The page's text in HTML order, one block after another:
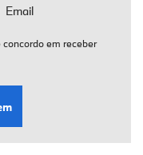
Email
em receber